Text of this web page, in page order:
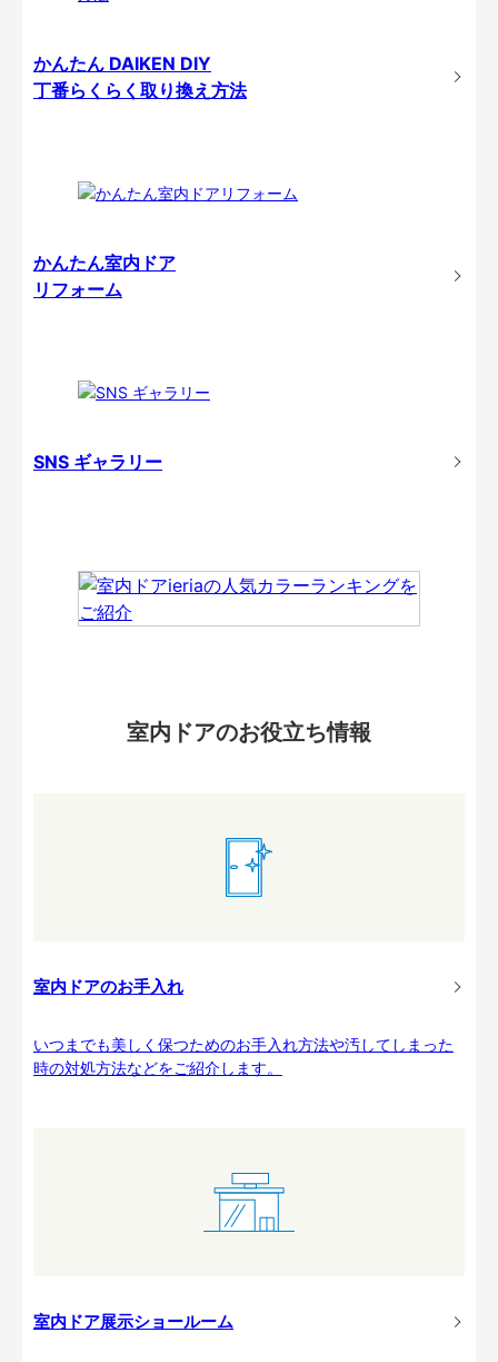
かんたん DAIKEN DIY
丁番らくらく取り換え方法
かんたん室内ドア
リフォーム
SNS ギャラリー
室内ドアのお役立ち情報
室内ドアのお手入れ
いつまでも美しく保つためのお手入れ方法や汚してしまった
時の対処方法などをご紹介します。
室内ドア展示ショールーム